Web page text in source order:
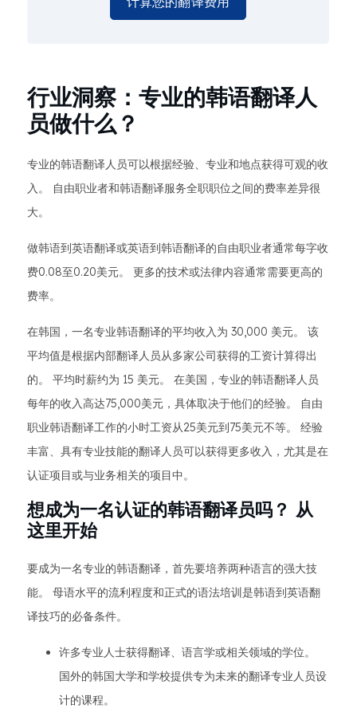
行业洞察：专业的韩语翻译人
员做什么？
专业的韩语翻译人员可以根据经验、专业和地点获得可观的收
入。 自由职业者和韩语翻译服务全职职位之间的费率差异很
大。
做韩语到英语翻译或英语到韩语翻译的自由职业者通常每字收
费0.08至0.20美元。 更多的技术或法律内容通常需要更高的
费率。
在韩国，一名专业韩语翻译的平均收入为 30,000 美元。 该
平均值是根据内部翻译人员从多家公司获得的工资计算得出
的。 平均时薪约为 15 美元。 在美国，专业的韩语翻译人员
每年的收入高达75,000美元，具体取决于他们的经验。 自由
职业韩语翻译工作的小时工资从25美元到75美元不等。 经验
丰富、具有专业技能的翻译人员可以获得更多收入，尤其是在
认证项目或与业务相关的项目中。
想成为一名认证的韩语翻译员吗？ 从
这里开始
要成为一名专业的韩语翻译，首先要培养两种语言的强大技
能。 母语水平的流利程度和正式的语法培训是韩语到英语翻
译技巧的必备条件。
许多专业人士获得翻译、语言学或相关领域的学位。
国外的韩国大学和学校提供专为未来的翻译专业人员设
计的课程。